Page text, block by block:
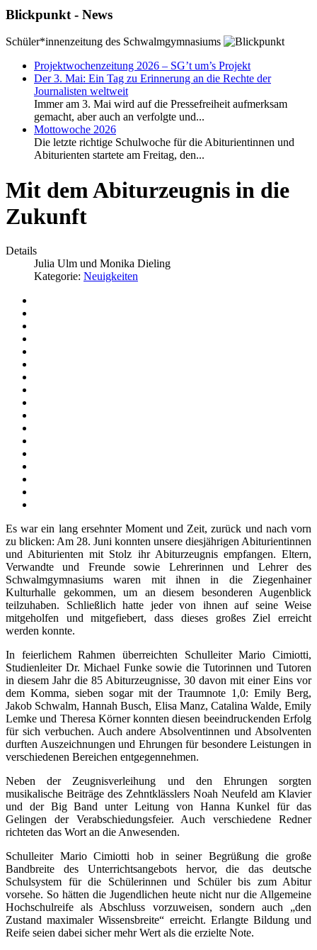
Blickpunkt - News
Schüler*innenzeitung des Schwalmgymnasiums
Projektwochenzeitung 2026 – SG’t um’s Projekt
Der 3. Mai: Ein Tag zu Erinnerung an die Rechte der
Journalisten weltweit
Immer am 3. Mai wird auf die Pressefreiheit aufmerksam
gemacht, aber auch an verfolgte und...
Mottowoche 2026
Die letzte richtige Schulwoche für die Abiturientinnen und
Abiturienten startete am Freitag, den...
Mit dem Abiturzeugnis in die
Zukunft
Details
Julia Ulm und Monika Dieling
Kategorie: Neuigkeiten
Es war ein lang ersehnter Moment und Zeit, zurück und nach vorn
zu blicken: Am 28. Juni konnten unsere diesjährigen Abiturientinnen
und Abiturienten mit Stolz ihr Abiturzeugnis empfangen. Eltern,
Verwandte und Freunde sowie Lehrerinnen und Lehrer des
Schwalmgymnasiums waren mit ihnen in die Ziegenhainer
Kulturhalle gekommen, um an diesem besonderen Augenblick
teilzuhaben. Schließlich hatte jeder von ihnen auf seine Weise
mitgeholfen und mitgefiebert, dass dieses großes Ziel erreicht
werden konnte.
In feierlichem Rahmen überreichten Schulleiter Mario Cimiotti,
Studienleiter Dr. Michael Funke sowie die Tutorinnen und Tutoren
in diesem Jahr die 85 Abiturzeugnisse, 30 davon mit einer Eins vor
dem Komma, sieben sogar mit der Traumnote 1,0: Emily Berg,
Jakob Schwalm, Hannah Busch, Elisa Manz, Catalina Walde, Emily
Lemke und Theresa Körner konnten diesen beeindruckenden Erfolg
für sich verbuchen. Auch andere Absolventinnen und Absolventen
durften Auszeichnungen und Ehrungen für besondere Leistungen in
verschiedenen Bereichen entgegennehmen.
Neben der Zeugnisverleihung und den Ehrungen sorgten
musikalische Beiträge des Zehntklässlers Noah Neufeld am Klavier
und der Big Band unter Leitung von Hanna Kunkel für das
Gelingen der Verabschiedungsfeier. Auch verschiedene Redner
richteten das Wort an die Anwesenden.
Schulleiter Mario Cimiotti hob in seiner Begrüßung die große
Bandbreite des Unterrichtsangebots hervor, die das deutsche
Schulsystem für die Schülerinnen und Schüler bis zum Abitur
vorsehe. So hätten die Jugendlichen heute nicht nur die Allgemeine
Hochschulreife als Abschluss vorzuweisen, sondern auch „den
Zustand maximaler Wissensbreite“ erreicht. Erlangte Bildung und
Reife seien dabei sicher mehr Wert als die erzielte Note.